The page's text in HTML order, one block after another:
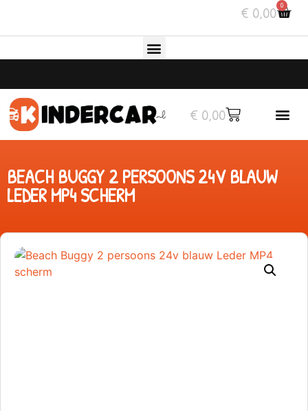
€ 0,00 0
€ 0,00
BEACH BUGGY 2 PERSOONS 24V BLAUW
LEDER MP4 SCHERM